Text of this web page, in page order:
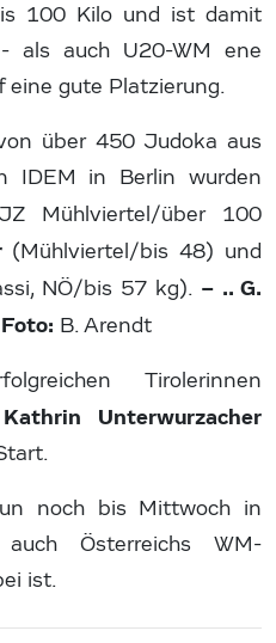
100 Kilo und ist damit
als auch U20-WM ene
gute Platzierung.
über 450 Judoka aus
IDEM in Berlin wurden
Mühlviertel/über 100
(Mühlviertel/bis 48) und
NÖ/bis 57 kg). – .. G.
B. Arendt
Tirolerinnen
Kathrin Unterwurzacher
noch bis Mittwoch in
Österreichs WM-
ist.